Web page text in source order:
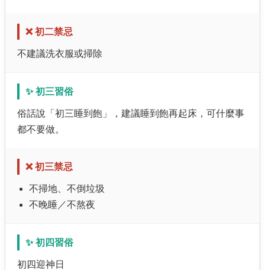
❌ 初二禁忌
不建議洗衣服或掃除
✨ 初三習俗
俗話說「初三睡到飽」，建議睡到飽再起床，可什麼事
都不要做。
❌ 初三禁忌
不掃地、不倒垃圾
不晚睡／不熬夜
✨ 初四習俗
初四迎神日